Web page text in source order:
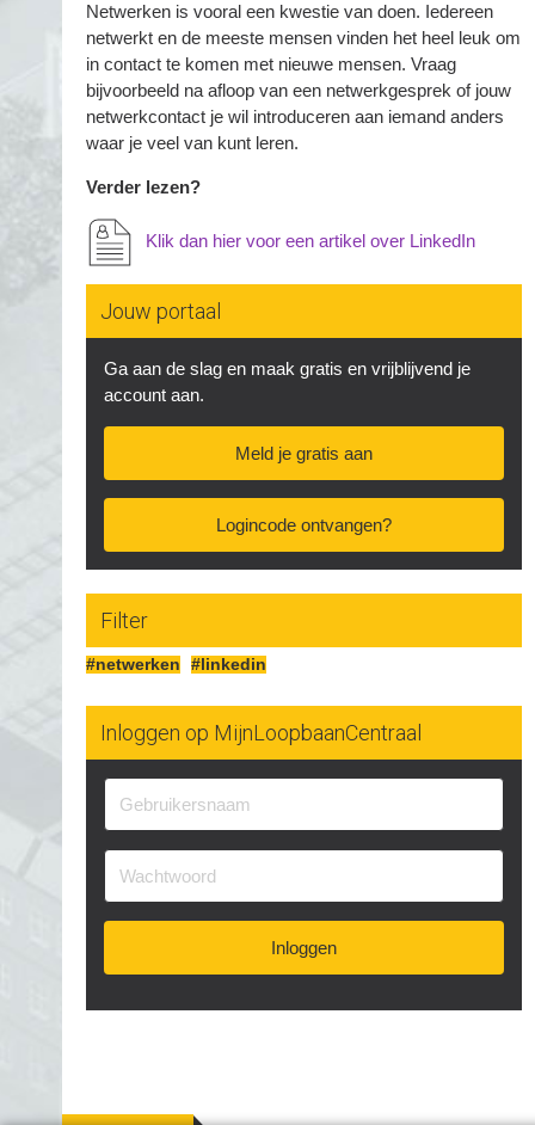
Netwerken is vooral een kwestie van doen. Iedereen
netwerkt en de meeste mensen vinden het heel leuk om
in contact te komen met nieuwe mensen. Vraag
bijvoorbeeld na afloop van een netwerkgesprek of jouw
netwerkcontact je wil introduceren aan iemand anders
waar je veel van kunt leren.
Verder lezen?
Klik dan hier voor een artikel over LinkedIn
Jouw portaal
Ga aan de slag en maak gratis en vrijblijvend je
account aan.
Meld je gratis aan
Logincode ontvangen?
Filter
#netwerken #linkedin
Inloggen op MijnLoopbaanCentraal
Inloggen